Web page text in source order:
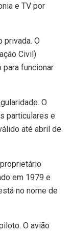
e TV por
privada. O
Civil)
para funcionar
O
particulares e
até abril de
em 1979 e
no nome de
O avião